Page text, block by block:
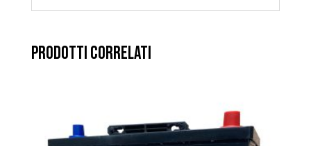
PRODOTTI CORRELATI